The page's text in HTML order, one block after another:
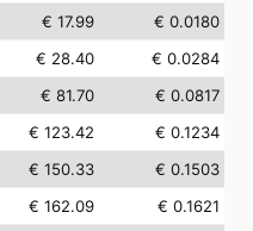
€ 17.99
€ 0.0180
€ 28.40
€ 0.0284
€ 81.70
€ 0.0817
€ 123.42
€ 0.1234
€ 150.33
€ 0.1503
€ 162.09
€ 0.1621